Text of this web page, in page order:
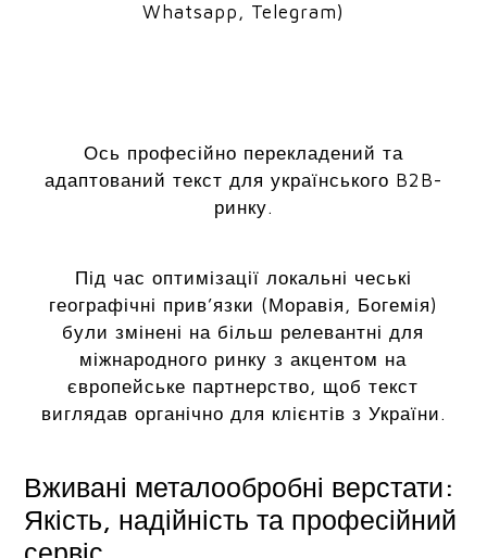
Whatsapp, Telegram)
Ось професійно перекладений та
адаптований текст для українського B2B-
ринку.
Під час оптимізації локальні чеські
географічні прив’язки (Моравія, Богемія)
були змінені на більш релевантні для
міжнародного ринку з акцентом на
європейське партнерство, щоб текст
виглядав органічно для клієнтів з України.
Вживані металообробні верстати:
Якість, надійність та професійний